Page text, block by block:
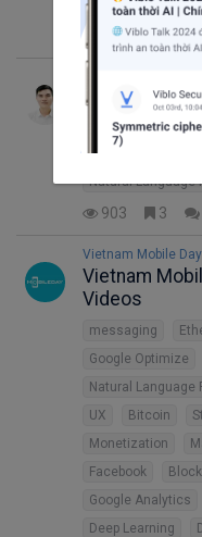
Feature
544 3
CS224n:
Deep Learning
Xử lý ngôn ngữ tự
903 3
Vietnam Mobile Day
Vietnam
Videos
messaging
Google Optimize
UX
Bitcoin
Monetization
Facebook
Google Analytics
Deep Learning